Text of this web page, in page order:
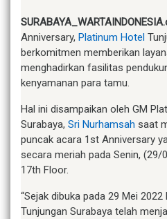
Anniversary, Platinum Hotel
berkomitmen memberikan
menghadirkan fasilitas
kenyamanan para tamu.
Hal ini disampaikan oleh GM
Surabaya, Sri Nurhamsah saat
puncak acara 1st Anniversary
secara meriah pada Senin, (29/
17th Floor.
“Sejak dibuka pada 29 Mei
Tunjungan Surabaya telah